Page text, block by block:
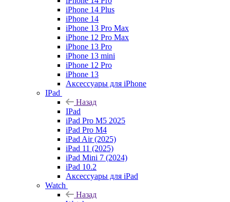
iPhone 14 Plus
iPhone 14
iPhone 13 Pro Max
iPhone 12 Pro Max
iPhone 13 Pro
iPhone 13 mini
iPhone 12 Pro
iPhone 13
Аксессуары для iPhone
IPad
Назад
IPad
iPad Pro M5 2025
iPad Pro M4
iPad Air (2025)
iPad 11 (2025)
iPad Mini 7 (2024)
iPad 10.2
Аксессуары для iPad
Watch
Назад